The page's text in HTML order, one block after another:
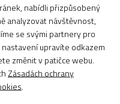
první, kdo se zeptá!
nabídli přizpůsobený
analyzovat návštěvnost,
se svými partnery pro
nastavení upravíte odkazem
změnit v patičce webu.
Zásadách ochrany
.